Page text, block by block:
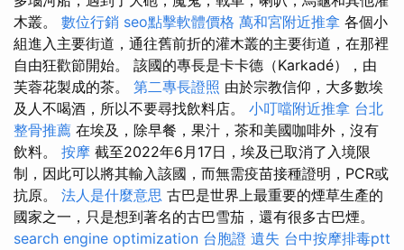
木叢。 數位行銷 seo點擊軟體價格 萬和宮附近推拿 各個小
組進入主要街道，通往舊前折的灌木叢的主要街道，在那裡
自由狂歡節開始。 該國的專長是卡卡德（Karkadé），由
芙蓉花製成的茶。 第二專長證照 由於宗教信仰，大多數埃
及人不喝酒，所以不要尋找飲料店。 小叮噹附近推拿 台北
整骨推薦 在埃及，除早餐，果汁，茶和美國咖啡外，沒有
飲料。 按摩 截至2022年6月17日，埃及已取消了入境限
制，因此可以將其輸入該國，而無需疫苗接種證明，PCR或
抗原。 法人是什麼意思 古巴是世界上最重要的煙草生產的
國家之一，只是想到著名的古巴雪茄，還有很多古巴煙。
search engine optimization 台胞證 遺失 台中按摩排毒ptt